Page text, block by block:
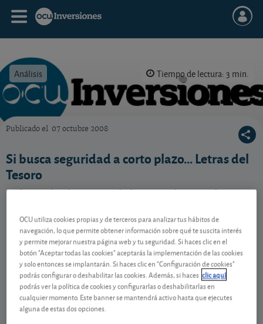
Análisis Tiempo de lectura: 3 min.
Publicado el 07 octubre 2008
Si busca seguridad a corto plazo... Letras del
Tesoro
Si desea absoluta seguridad para su dinero y desea
producto.
Contenido reservado a SOCIOS
Gestiona tu dinero con visión
experta
OCU utiliza cookies propias y de terceros para analizar tus hábitos de
navegación, lo que permite obtener información sobre qué te suscita interés
y permite mejorar nuestra página web y tu seguridad. Si haces clic en el
botón "Aceptar todas las cookies" aceptarás la implementación de las cookies
y solo entonces se implantarán. Si haces clic en "Configuración de cookies"
podrás configurar o deshabilitar las cookies. Además, si haces clic aquí
podrás ver la política de cookies y configurarlas o deshabilitarlas en
cualquier momento. Este banner se mantendrá activo hasta que ejecutes
alguna de estas dos opciones.